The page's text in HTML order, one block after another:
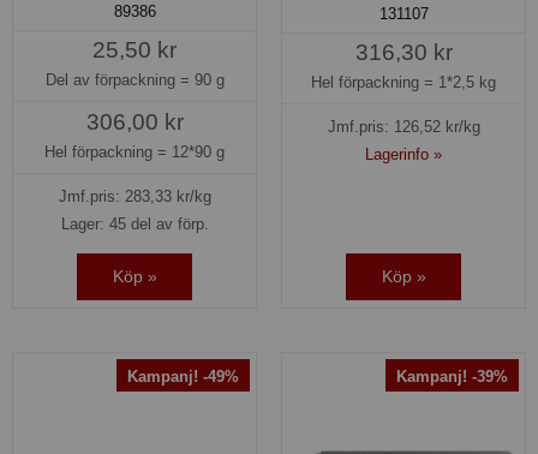
89386
25,50 kr
Del av förpackning = 90 g
306,00 kr
Hel förpackning = 12*90 g
Jmf.pris: 283,33kr/kg
Lager: 45 del av förp.
Köp »
131107
316,30 kr
Hel förpackning = 1*2,5 kg
Jmf.pris: 126,52kr/kg
Lagerinfo »
Köp »
Kampanj! -49% Kampanj! -39%